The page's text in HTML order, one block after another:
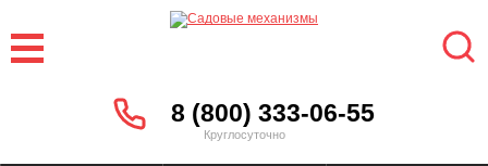
8 (800) 333-06-55
Круглосуточно